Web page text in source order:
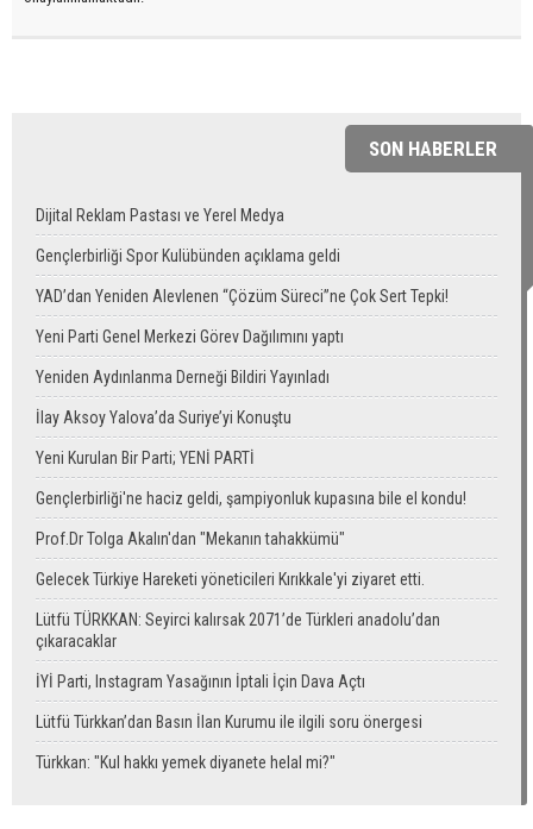
SON HABERLER
Dijital Reklam Pastası ve Yerel Medya
Gençlerbirliği Spor Kulübünden açıklama geldi
YAD’dan Yeniden Alevlenen “Çözüm Süreci”ne Çok Sert Tepki!
Yeni Parti Genel Merkezi Görev Dağılımını yaptı
Yeniden Aydınlanma Derneği Bildiri Yayınladı
İlay Aksoy Yalova’da Suriye’yi Konuştu
Yeni Kurulan Bir Parti; YENİ PARTİ
Gençlerbirliği'ne haciz geldi, şampiyonluk kupasına bile el kondu!
Prof.Dr Tolga Akalın'dan "Mekanın tahakkümü"
Gelecek Türkiye Hareketi yöneticileri Kırıkkale'yi ziyaret etti.
Lütfü TÜRKKAN: Seyirci kalırsak 2071’de Türkleri anadolu’dan
çıkaracaklar
İYİ Parti, Instagram Yasağının İptali İçin Dava Açtı
Lütfü Türkkan’dan Basın İlan Kurumu ile ilgili soru önergesi
Türkkan: "Kul hakkı yemek diyanete helal mi?"